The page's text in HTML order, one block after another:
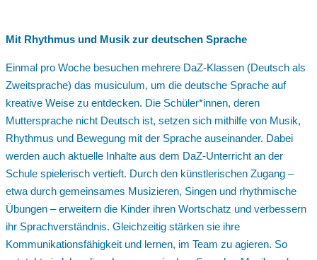
Mit Rhythmus und Musik zur deutschen Sprache
Einmal pro Woche besuchen mehrere DaZ-Klassen (Deutsch als
Zweitsprache) das musiculum, um die deutsche Sprache auf
kreative Weise zu entdecken. Die Schüler*innen, deren
Muttersprache nicht Deutsch ist, setzen sich mithilfe von Musik,
Rhythmus und Bewegung mit der Sprache auseinander. Dabei
werden auch aktuelle Inhalte aus dem DaZ-Unterricht an der
Schule spielerisch vertieft. Durch den künstlerischen Zugang –
etwa durch gemeinsames Musizieren, Singen und rhythmische
Übungen – erweitern die Kinder ihren Wortschatz und verbessern
ihr Sprachverständnis. Gleichzeitig stärken sie ihre
Kommunikationsfähigkeit und lernen, im Team zu agieren. So